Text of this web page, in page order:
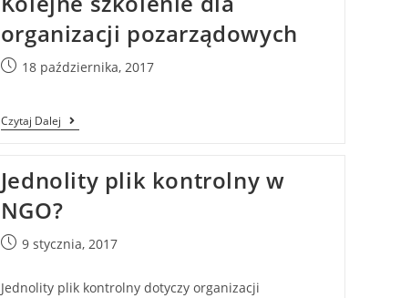
organizacji pozarządowych
18 października, 2017
Czytaj Dalej
Jednolity plik kontrolny w
NGO?
9 stycznia, 2017
Jednolity plik kontrolny dotyczy organizacji